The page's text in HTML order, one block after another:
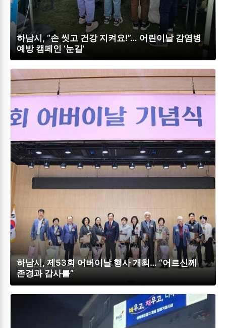
하남시, “손 씻고 건강 지켜요!”… 어린이날 감염병
예방 캠페인 ‘눈길’
하남시, 제53회 어버이날 행사 개최… “어르신께
존경과 감사를”